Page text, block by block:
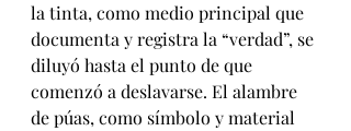
la tinta, como medio principal que
documenta y registra la “verdad”, se
diluyó hasta el punto de que
comenzó a deslavarse. El alambre
de púas, como símbolo y material